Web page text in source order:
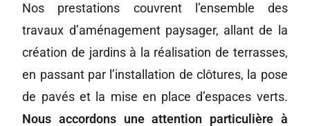
Nos prestations couvrent l’ensemble des
travaux d’aménagement paysager, allant de la
création de jardins à la réalisation de terrasses,
en passant par l’installation de clôtures, la pose
de pavés et la mise en place d’espaces verts.
Nous accordons une attention particulière à